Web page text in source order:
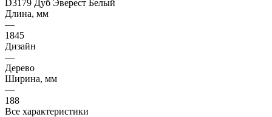
D3179 Дуб Эверест Белый
Длина, мм
—
1845
Дизайн
—
Дерево
Ширина, мм
—
188
Все характеристики